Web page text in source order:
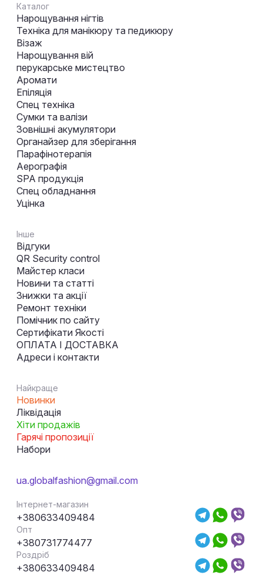
Каталог
Нарощування нігтів
Техніка для манікюру та педикюру
Візаж
Нарощування вій
перукарське мистецтво
Аромати
Епіляція
Спец техніка
Сумки та валізи
Зовнішні акумулятори
Органайзер для зберігання
Парафінотерапія
Аерографія
SPA продукція
Спец обладнання
Уцінка
Інше
Відгуки
QR Security control
Майстер класи
Новини та статті
Знижки та акції
Ремонт техніки
Помічник по сайту
Сертифікати Якості
ОПЛАТА І ДОСТАВКА
Адреси і контакти
Найкраще
Новинки
Ліквідація
Хіти продажів
Гарячі пропозиції
Набори
ua.globalfashion@gmail.com
Інтернет-магазин
+380633409484
Опт
+380731774477
Роздріб
+380633409484